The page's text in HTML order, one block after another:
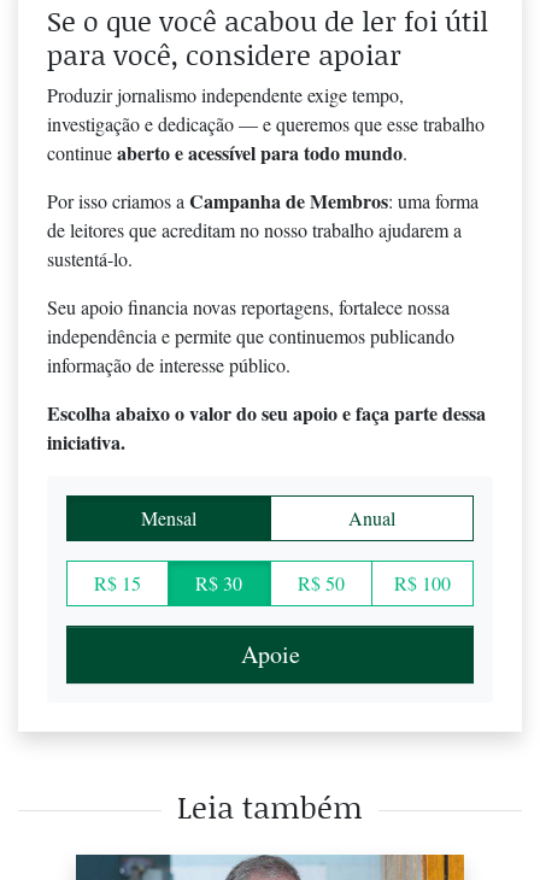
Se o que você acabou de ler foi útil
para você, considere apoiar
Produzir jornalismo independente exige tempo,
investigação e dedicação — e queremos que esse trabalho
continueaberto e acessível para todo mundo.
Por isso criamos aCampanha de Membros: uma forma
de leitores que acreditam no nosso trabalho ajudarem a
sustentá-lo.
Seu apoio financia novas reportagens, fortalece nossa
independência e permite que continuemos publicando
informação de interesse público.
Escolha abaixo o valor do seu apoio e faça parte dessa
iniciativa.
Mensal Anual
R$ 15 R$ 30 R$ 50 R$ 100
Apoie
Leia também